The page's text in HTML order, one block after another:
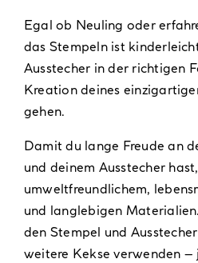
Egal ob Neuling oder
das Stempeln ist
Ausstecher in der richtigen
Kreation deines
gehen.
Damit du lange Freude an
und deinem Ausstecher
umweltfreundlichem,
und langlebigen
den Stempel und
weitere Kekse verwenden –